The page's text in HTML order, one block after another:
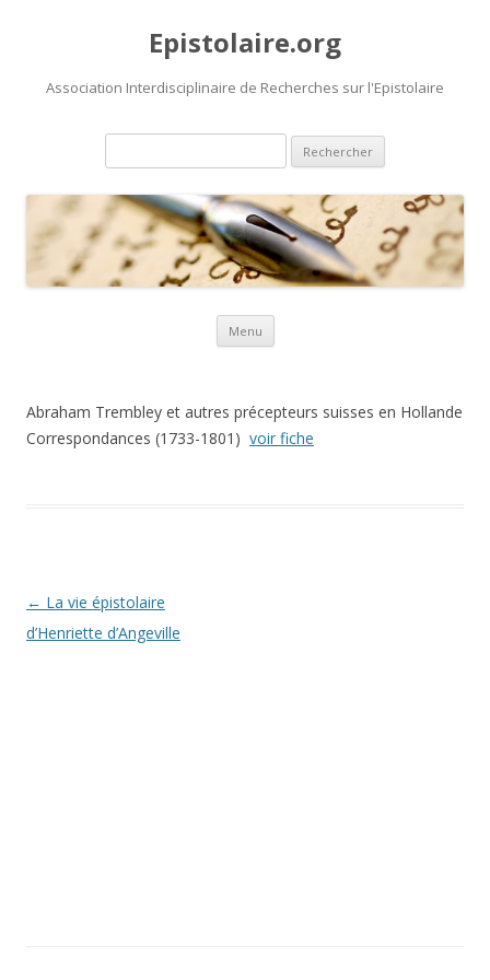
Epistolaire.org
Association Interdisciplinaire de Recherches sur l'Epistolaire
Rechercher :
Menu Aller au contenu principal
Abraham Trembley et autres précepteurs suisses en Hollande
Correspondances (1733-1801) voir fiche
Navigation des articles
← La vie épistolaire
d’Henriette d’Angeville